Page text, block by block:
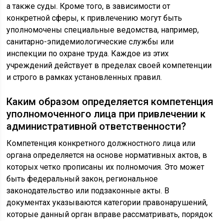
а также суды. Кроме того, в зависимости от
конкретной сферы, к привлечению могут быть
уполномочены специальные ведомства, например,
санитарно-эпидемиологические службы или
инспекции по охране труда. Каждое из этих
учреждений действует в пределах своей компетенции
и строго в рамках установленных правил.
Каким образом определяется компетенция
уполномоченного лица при привлечении к
административной ответственности?
Компетенция конкретного должностного лица или
органа определяется на основе нормативных актов, в
которых четко прописаны их полномочия. Это может
быть федеральный закон, региональное
законодательство или подзаконные акты. В
документах указываются категории правонарушений,
которые данный орган вправе рассматривать, порядок